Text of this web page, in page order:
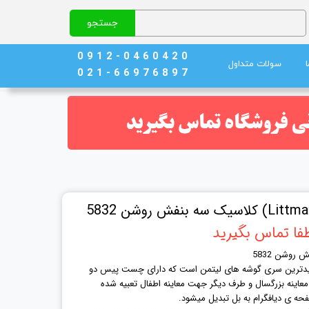
جستجو
سولات متداول
0 9 1 2 - 0 4 6 0 4 2 0
0 2 1 - 6 6 9 7 6 8 9 7
تماس بگیرید
5832
سری گوشه های لیتمن است که دارای چست پیس دو
بزرگسال و طرف دیگر جهت معاینه اطفال تعبیه شده
ی دیافگرام به بل تبدیل میشود.